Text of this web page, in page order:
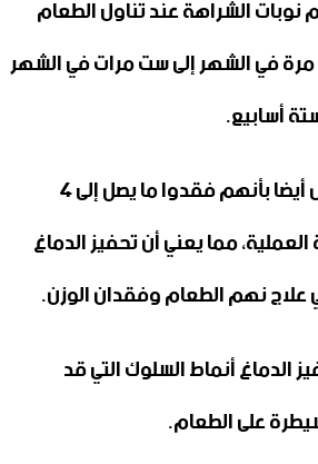
نوبات الشراهة عند تناول الطعام
من متوسط ​​حوالي 20 مرة في الشهر إلى ست مرات في الشهر
أسابيع.
وأفاد هؤلاء الأشخاص أيضا بأنهم فقدوا ما يصل إلى 4
مما يعني أن تحفيز الدماغ
علاج نهم الطعام وفقدان الوزن.
أنماط السلوك التي قد
على الطعام.